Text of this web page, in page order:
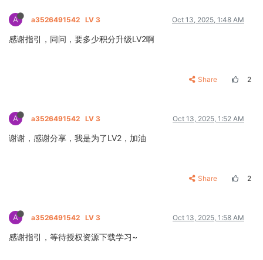
A a3526491542 LV 3 Oct 13, 2025, 1:48 AM
感谢指引，同问，要多少积分升级LV2啊
Share 2
A a3526491542 LV 3 Oct 13, 2025, 1:52 AM
谢谢，感谢分享，我是为了LV2，加油
Share 2
A a3526491542 LV 3 Oct 13, 2025, 1:58 AM
感谢指引，等待授权资源下载学习~